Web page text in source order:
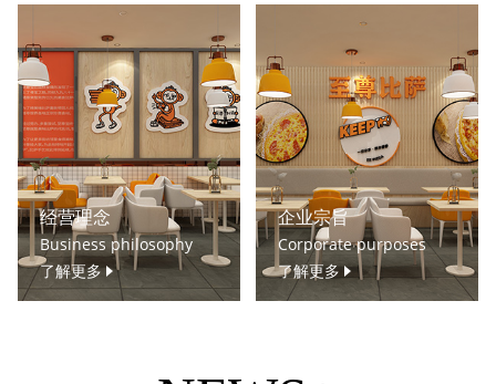
经营理念
Business philosophy
了解更多
企业宗旨
Corporate purposes
了解更多